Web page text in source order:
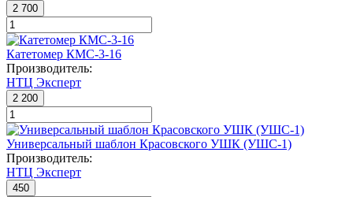
2 700
Катетомер КМС-3-16
Производитель:
НТЦ Эксперт
2 200
Универсальный шаблон Красовского УШК (УШС-1)
Производитель:
НТЦ Эксперт
450